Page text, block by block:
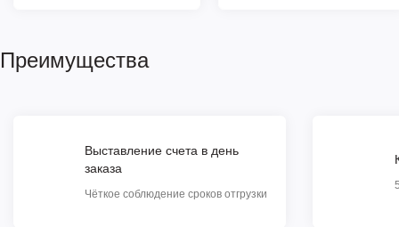
Преимущества
Выставление счета в день
заказа
Чёткое соблюдение сроков отгрузки